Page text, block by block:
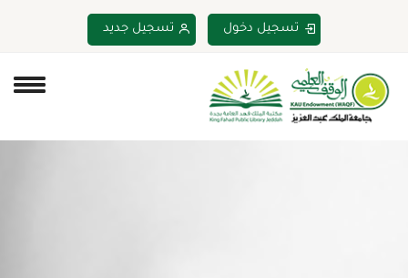
تسجيل دخول تسجيل جديد